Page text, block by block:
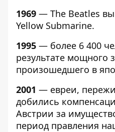
1969 — The Beatles
Yellow Submarine.
1995 — более 6 400
результате мощного
произошедшего в
2001 — евреи,
добились
Австрии за
период правления